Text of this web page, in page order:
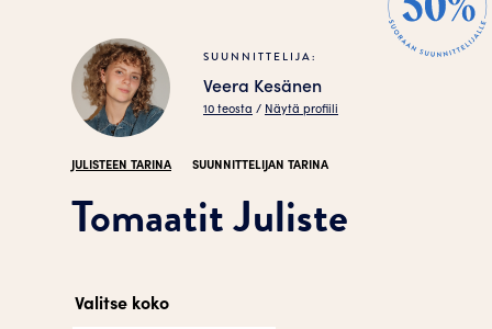
SUUNNITTELIJA:
Veera Kesänen
10 teosta / Näytä profiili
JULISTEEN TARINA SUUNNITTELIJAN TARINA
Tomaatit Juliste
Valitse koko